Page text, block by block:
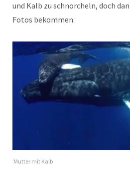
und Kalb zu schnorcheln, doch
Fotos bekommen.
Mutter mit Kalb